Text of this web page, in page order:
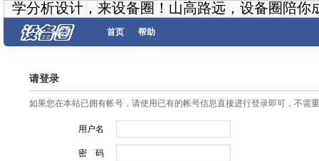
学分析设计，来设备圈！山高路远，设备圈陪你
首页 帮助
请登录
如果您在本站已拥有帐号，请使用已有的帐号信息直接进行登录即可，不需
用户名
密 码